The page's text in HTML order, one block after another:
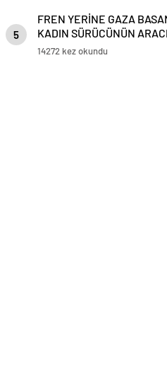
5
FREN YERİNE GAZA
KADIN SÜRÜCÜNÜN ARACI
KORKULUKLARDA ASILI
14272 kez okundu